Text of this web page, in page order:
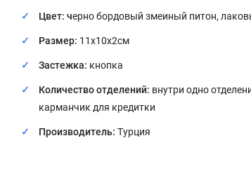
Цвет: черно бордовый змеиный питон,
Размер: 11x10x2см
Застежка: кнопка
Количество отделений: внутри одно
карманчик для кредитки
Производитель: Турция